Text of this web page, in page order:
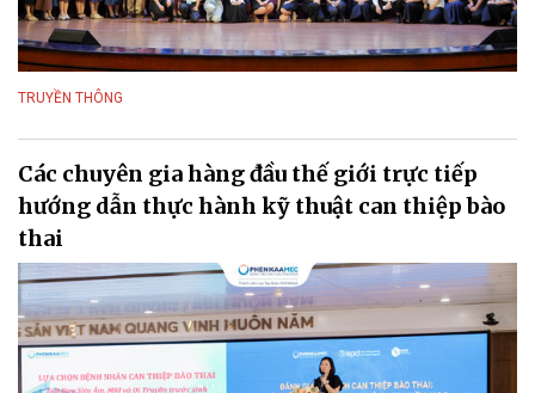
TRUYỀN THÔNG
Các chuyên gia hàng đầu thế giới trực tiếp
hướng dẫn thực hành kỹ thuật can thiệp bào
thai